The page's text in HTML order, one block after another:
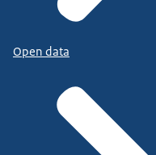
Open data